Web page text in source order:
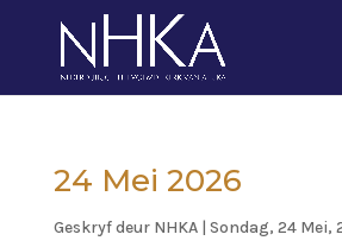
24 Mei 2026
Geskryf deur NHKA| Sondag, 24 Mei,